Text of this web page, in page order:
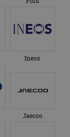
Ineos
Jaecoo